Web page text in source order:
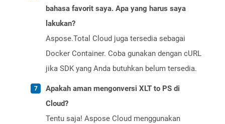
bahasa favorit saya. Apa yang harus saya
lakukan?
Aspose.Total Cloud juga tersedia sebagai
Docker Container. Coba gunakan dengan cURL
jika SDK yang Anda butuhkan belum tersedia.
Apakah aman mengonversi XLT to PS di
Cloud?
Tentu saja! Aspose Cloud menggunakan